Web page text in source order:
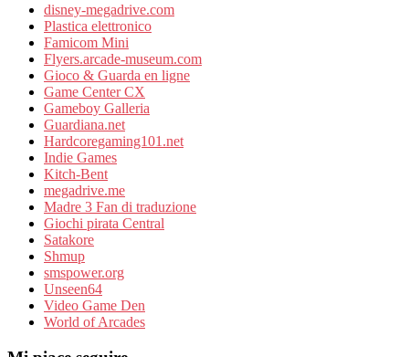
disney-megadrive.com
Plastica elettronico
Famicom Mini
Flyers.arcade-museum.com
Gioco & Guarda en ligne
Game Center CX
Gameboy Galleria
Guardiana.net
Hardcoregaming101.net
Indie Games
Kitch-Bent
megadrive.me
Madre 3 Fan di traduzione
Giochi pirata Central
Satakore
Shmup
smspower.org
Unseen64
Video Game Den
World of Arcades